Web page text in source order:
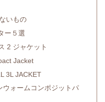
いもの
ー５選
2 ジャケット
Jacket
3L JACKET
ォームコンポジットパ